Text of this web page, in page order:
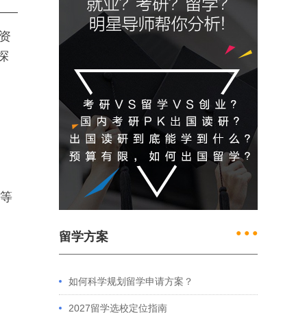
留学方案 ● ● ●
如何科学规划留学申请方案？
2027留学选校定位指南